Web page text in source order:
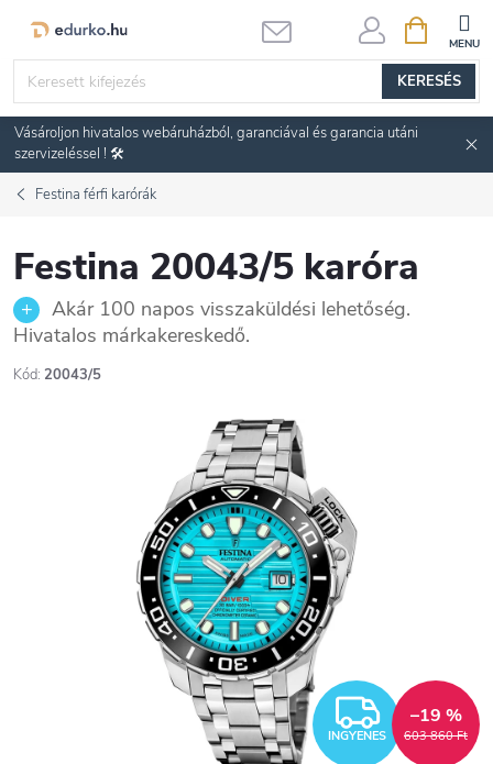
KERESÉS
KOSÁR
Vásároljon hivatalos webáruházból, garanciával és garancia utáni
szervizeléssel ! 🛠️
Festina férfi karórák
Festina 20043/5 karóra
Akár 100 napos visszaküldési lehetőség.
Hivatalos márkakereskedő.
Kód: 20043/5
INGYENES 603 860 Ft
–19 %